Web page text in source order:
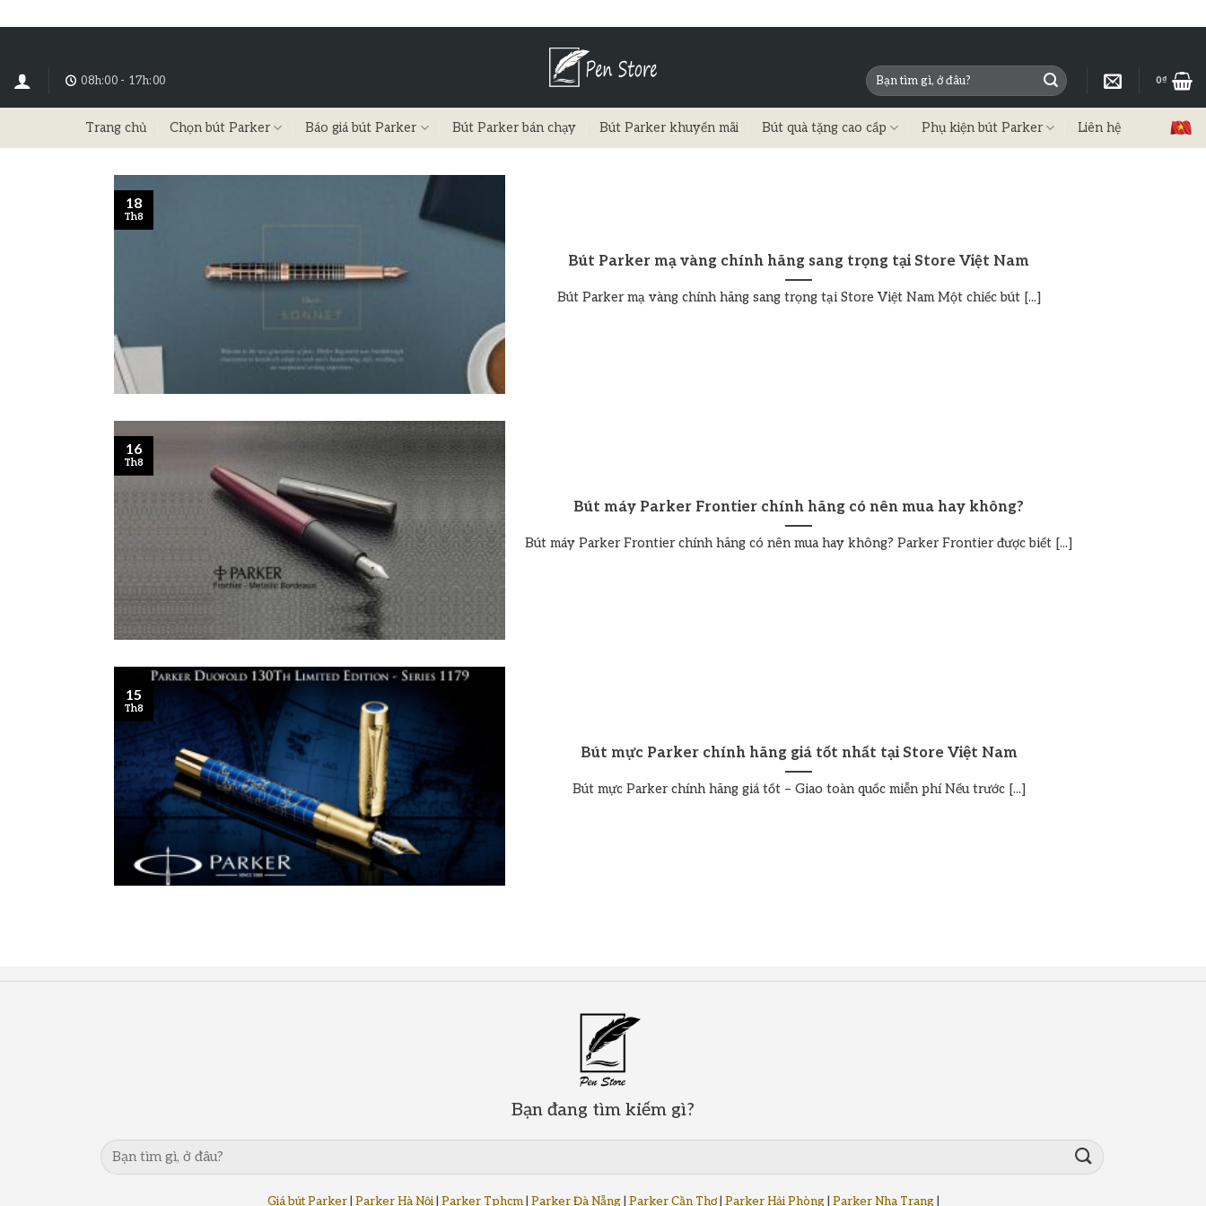
08h:00 - 17h:00 0₫
Trang chủ Chọn bút Parker Báo giá bút Parker Bút Parker bán chạy Bút Parker khuyến mãi Bút quà tặng cao cấp Phụ kiện bút Parker Liên hệ
Bút Parker mạ vàng chính hãng sang trọng tại Store Việt Nam
Bút Parker mạ vàng chính hãng sang trọng tại Store Việt Nam Một chiếc bút [...]
18
Th8
Bút máy Parker Frontier chính hãng có nên mua hay không?
Bút máy Parker Frontier chính hãng có nên mua hay không? Parker Frontier được biết [...]
16
Th8
Bút mực Parker chính hãng giá tốt nhất tại Store Việt Nam
Bút mực Parker chính hãng giá tốt – Giao toàn quốc miễn phí Nếu trước [...]
15
Th8
Bạn đang tìm kiếm gì?
Giá bút Parker| Parker Hà Nội| Parker Tphcm| Parker Đà Nẵng| Parker Cần Thơ| Parker Hải Phòng| Parker Nha Trang|